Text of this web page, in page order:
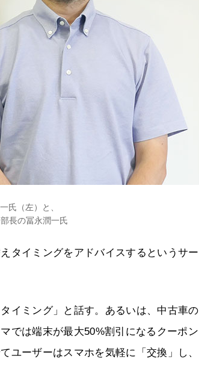
氏（左）と、
長の冨永潤一氏
タイミングをアドバイスするというサー
イミング」と話す。あるいは、中古車の
では端末が最大50%割引になるクーポン
ユーザーはスマホを気軽に「交換」し、